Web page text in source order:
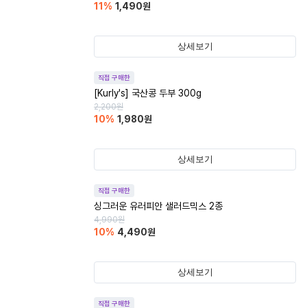
11 % 1,490원
상세보기
직접 구매한
[Kurly's] 국산콩 두부 300g
2,200원
10% 1,980원
상세보기
직접 구매한
싱그러운 유러피안 샐러드믹스 2종
4,990원
10% 4,490원
상세보기
직접 구매한